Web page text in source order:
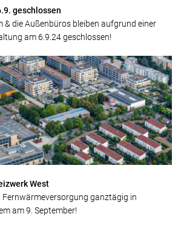
geschlossen
& die Außenbüros bleiben aufgrund einer
am 6.9.24 geschlossen!
West
Fernwärmeversorgung ganztägig in
am 9. September!